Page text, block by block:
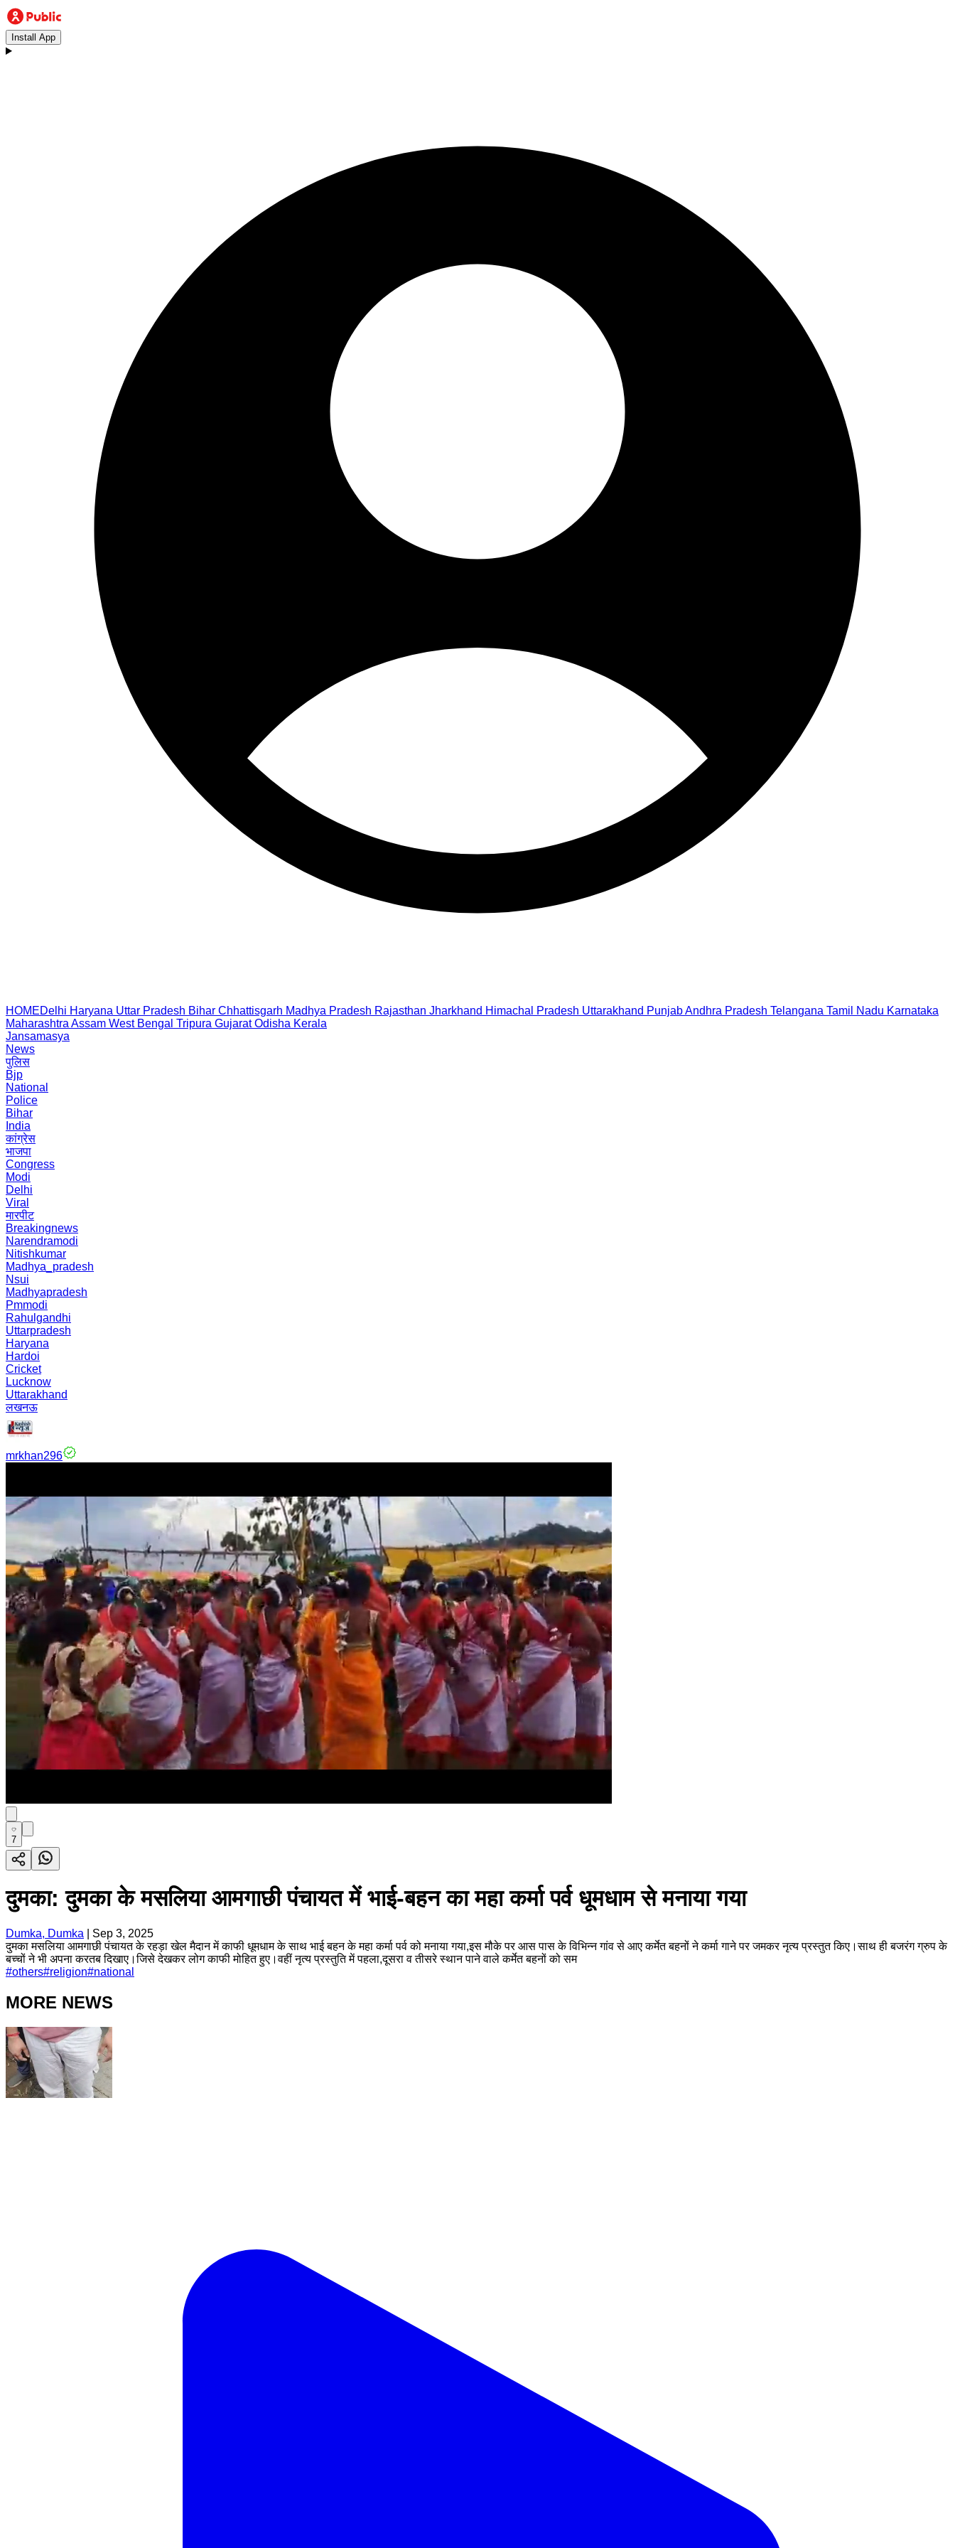
Install App
HOMEDelhi Haryana Uttar Pradesh Bihar Chhattisgarh Madhya Pradesh Rajasthan Jharkhand Himachal Pradesh Uttarakhand PunjabAndhra Pradesh Telangana Tamil Nadu Karnataka
Maharashtra Assam West Bengal Tripura Gujarat Odisha Kerala
Jansamasya
News
पुलिस
Bjp
National
Police
Bihar
India
कांग्रेस
भाजपा
Congress
Modi
Delhi
Viral
मारपीट
Breakingnews
Narendramodi
Nitishkumar
Madhya_pradesh
Nsui
Madhyapradesh
Pmmodi
Rahulgandhi
Uttarpradesh
Haryana
Hardoi
Cricket
Lucknow
Uttarakhand
लखनऊ
mrkhan296
7
दुमका: दुमका के मसलिया आमगाछी पंचायत में भाई-बहन का महा कर्मा पर्व धूमधाम से मनाया गया
Dumka, Dumka
Sep 3, 2025
दुमका मसलिया आमगाछी पंचायत के रहड़ा खेल मैदान में काफी धूमधाम के साथ भाई बहन के महा कर्मा पर्व को मनाया गया,इस मौके पर आस पास के विभिन्न गांव से आए कर्मेत बहनों ने कर्मा गाने पर जमकर नृत्य प्रस्तुत किए।साथ ही बजरंग ग्रुप के
बच्चों ने भी अपना करतब दिखाए।जिसे देखकर लोग काफी मोहित हुए।वहीं नृत्य प्रस्तुति में पहला,दूसरा व तीसरे स्थान पाने वाले कर्मेत बहनों को सम
#others#religion#national
MORE NEWS